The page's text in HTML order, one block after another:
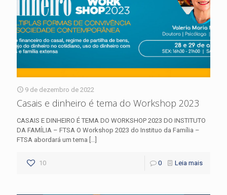
9 de dezembro de 2022
Casais e dinheiro é tema do Workshop 2023
CASAIS E DINHEIRO É TEMA DO WORKSHOP 2023 DO INSTITUTO
DA FAMÍLIA – FTSA O Workshop 2023 do Instituo da Família –
FTSA abordará um tema […]
10 0 Leia mais